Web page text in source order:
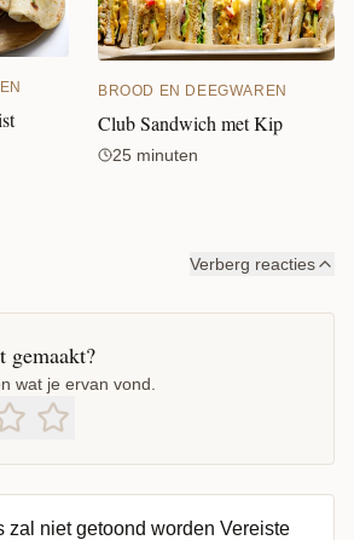
BROOD EN DEEGWAREN
Club Sandwich met Kip
25 minuten
Verberg reacties
gemaakt?
wat je ervan vond.
zal niet getoond worden Vereiste